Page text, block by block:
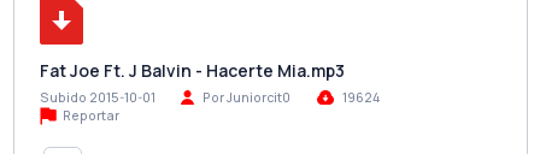
Fat Joe Ft. J Balvin - Hacerte Mia.mp3
Subido 2015-10-01 Por Juniorcit0
19624
Reportar